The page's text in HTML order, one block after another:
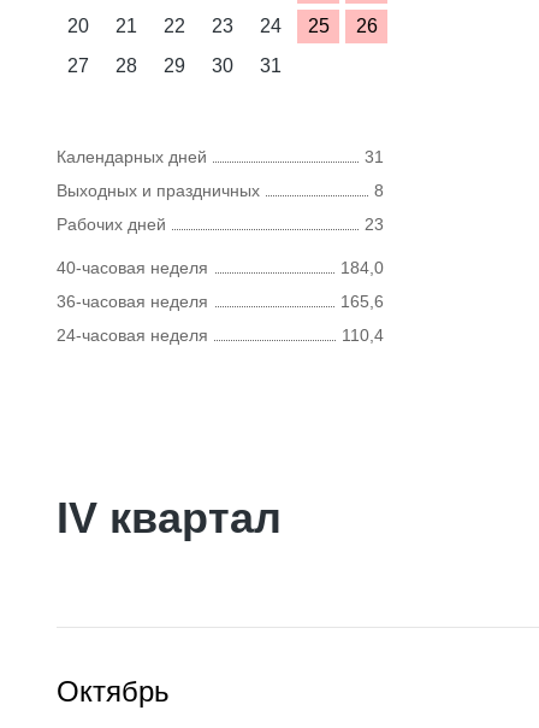
20
21 22 23 24 25
26
27
28 29 30 31
Календарных дней
31
Выходных и праздничных
8
Рабочих дней
23
40-часовая неделя
184,0
36-часовая неделя
165,6
24-часовая неделя
110,4
IV квартал
Октябрь